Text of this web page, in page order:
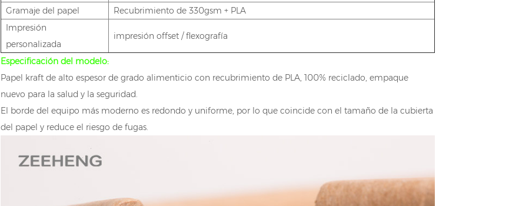
Gramaje del papel
Recubrimiento de 330gsm + PLA
Impresión
personalizada
impresión offset / flexografía
Especificación del modelo:
Papel kraft de alto espesor de grado alimenticio con recubrimiento de PLA, 100% reciclado, empaque
nuevo para la salud y la seguridad.
El borde del equipo más moderno es redondo y uniforme, por lo que coincide con el tamaño de la cubierta
del papel y reduce el riesgo de fugas.